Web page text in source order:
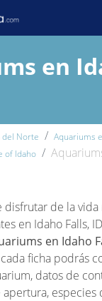
en
del Norte
Aquariums
of Idaho
disfrutar de la
en Idaho Falls,
en Idaho
ficha podrás
datos de
especies